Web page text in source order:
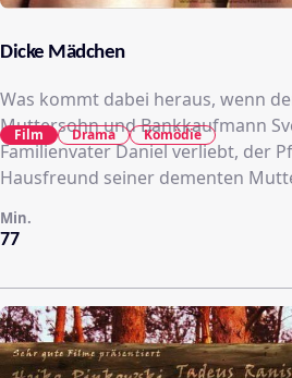
Dicke Mädchen
Was kommt dabei heraus, wenn
Muttersohn und Bankkaufmann
Familienvater Daniel verliebt, der
Hausfreund seiner dementen
77
Min.
Film Drama Komödie